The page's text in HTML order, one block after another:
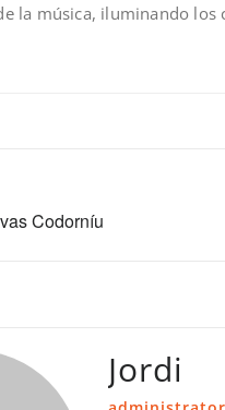
la música, iluminando los
Codorníu
Jordi